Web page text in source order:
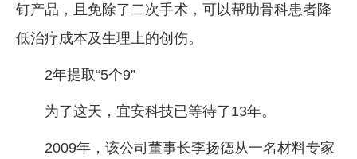
钉产品，且免除了二次手术，可以帮助骨科患者降
低治疗成本及生理上的创伤。
2年提取“5个9”
为了这天，宜安科技已等待了13年。
2009年，该公司董事长李扬德从一名材料专家